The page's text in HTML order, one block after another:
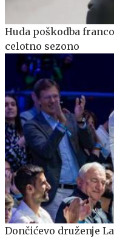
Huda poškodba
celotno sezono
Dončićevo druženje